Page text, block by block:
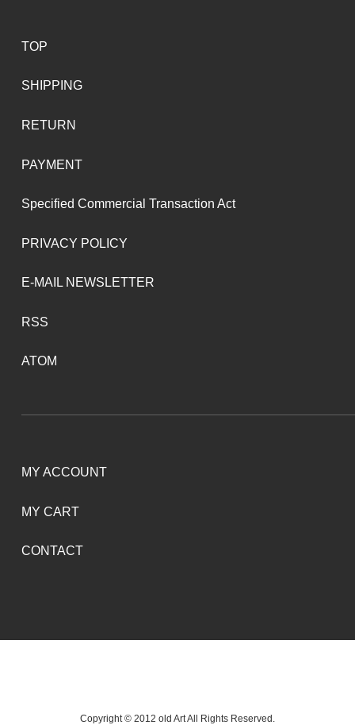
TOP
SHIPPING
RETURN
PAYMENT
Specified Commercial Transaction Act
PRIVACY POLICY
E-MAIL NEWSLETTER
RSS
ATOM
MY ACCOUNT
MY CART
CONTACT
Copyright © 2012 old Art All Rights Reserved.